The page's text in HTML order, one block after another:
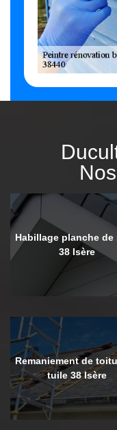
Habillage planche de
38 Isère
Remaniement de
tuile 38 Isère